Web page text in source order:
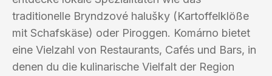
traditionelle Bryndzové halušky (Kartoffelklöße
mit Schafskäse) oder Piroggen. Komárno bietet
eine Vielzahl von Restaurants, Cafés und Bars, in
denen du die kulinarische Vielfalt der Region